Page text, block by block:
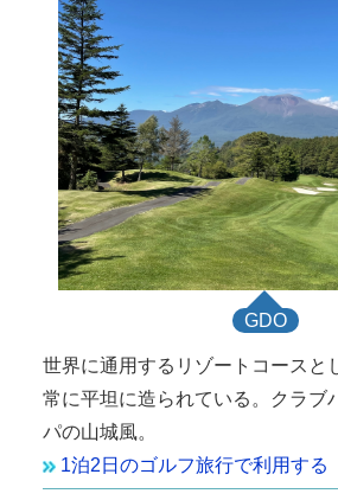
GDO
世界に通用するリゾートコースと
常に平坦に造られている。クラブ
パの山城風。
1泊2日のゴルフ旅行で利用する